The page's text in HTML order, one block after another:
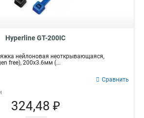
Hyperline GT-200IC
нейлоновая неоткрывающаяся,
free), 200x3.6мм (...
Сравнить
324,48 ₽